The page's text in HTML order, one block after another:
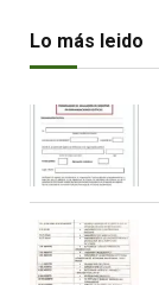
Lo más leido